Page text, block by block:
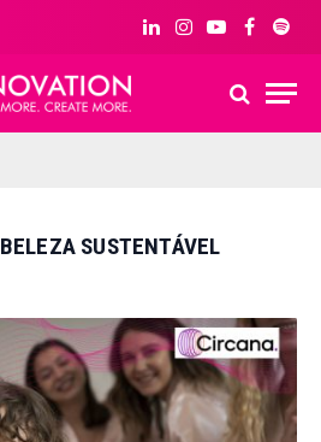
LinkedInInstagram
YouTubeFacebook
BELEZA SUSTENTÁVEL